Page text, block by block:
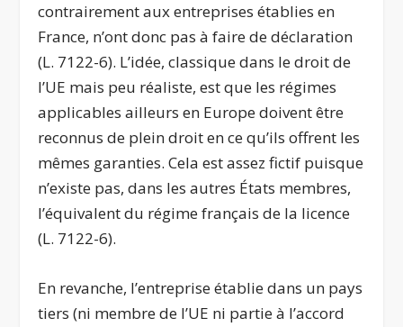
contrairement aux entreprises établies en
France, n’ont donc pas à faire de déclaration
(L. 7122-6). L’idée, classique dans le droit de
l’UE mais peu réaliste, est que les régimes
applicables ailleurs en Europe doivent être
reconnus de plein droit en ce qu’ils offrent les
mêmes garanties. Cela est assez fictif puisque
n’existe pas, dans les autres États membres,
l’équivalent du régime français de la licence
(L. 7122-6).
En revanche, l’entreprise établie dans un pays
tiers (ni membre de l’UE ni partie à l’accord